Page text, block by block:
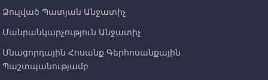
Ձուլված Պատյան Անջատիչ
Մանրանկարչություն Անջատիչ
Մնացորդային Հոսանք Գերհոսանքային
Պաշտպանությամբ